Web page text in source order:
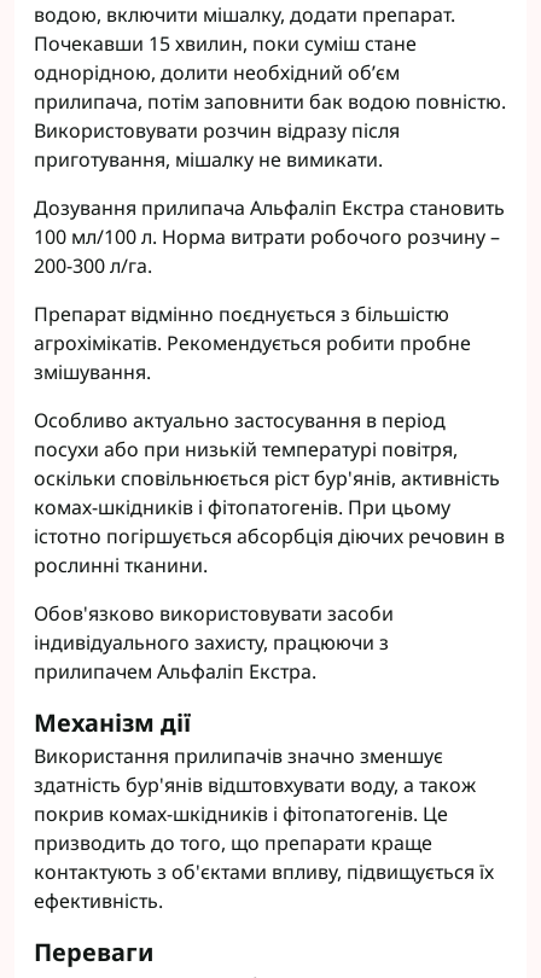
водою, включити мішалку, додати препарат.
Почекавши 15 хвилин, поки суміш стане
однорідною, долити необхідний об’єм
прилипача, потім заповнити бак водою повністю.
Використовувати розчин відразу після
приготування, мішалку не вимикати.
Дозування прилипача Альфаліп Екстра становить
100 мл/100 л. Норма витрати робочого розчину –
200-300 л/га.
Препарат відмінно поєднується з більшістю
агрохімікатів. Рекомендується робити пробне
змішування.
Особливо актуально застосування в період
посухи або при низькій температурі повітря,
оскільки сповільнюється ріст бур'янів, активність
комах-шкідників і фітопатогенів. При цьому
істотно погіршується абсорбція діючих речовин в
рослинні тканини.
Обов'язково використовувати засоби
індивідуального захисту, працюючи з
прилипачем Альфаліп Екстра.
Механізм дії
Використання прилипачів значно зменшує
здатність бур'янів відштовхувати воду, а також
покрив комах-шкідників і фітопатогенів. Це
призводить до того, що препарати краще
контактують з об'єктами впливу, підвищується їх
ефективність.
Переваги